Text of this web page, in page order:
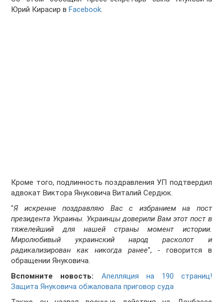
Юрий Кирасир вFacebook.
Кроме того, подлинность поздравления УП подтвердил
адвокат Виктора Януковича Виталий Сердюк.
"Я искренне поздравляю Вас с избранием на пост
президента Украины. Украинцы доверили Вам этот пост в
тяжелейший для нашей страны момент истории.
Миролюбивый украинский народ расколот и
радикализирован как никогда ранее", - говорится в
обращении Януковича.
Вспомните новость:
Апелляция на 190 страниц!
Защита Януковича обжаловала приговор суда